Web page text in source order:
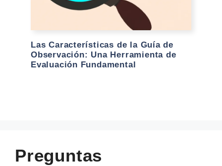
Las Características de la Guía de
Observación: Una Herramienta de
Evaluación Fundamental
Preguntas